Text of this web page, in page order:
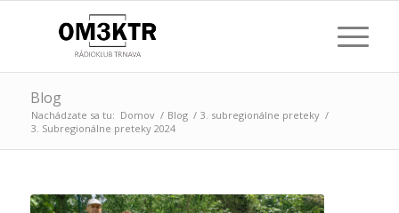
Blog
Nachádzate sa tu: Domov / Blog / 3. subregionálne preteky /
3. Subregionálne preteky 2024